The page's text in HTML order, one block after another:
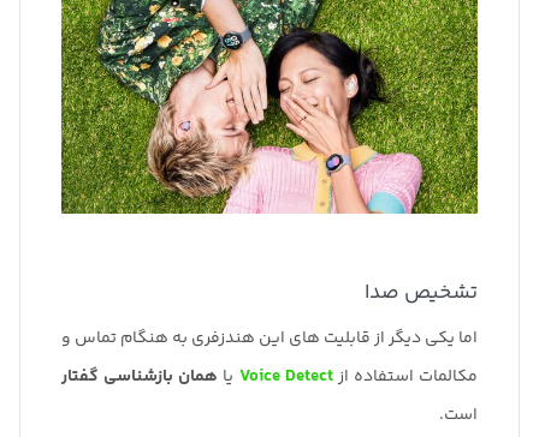
تشخیص صدا
اما یکی دیگر از قابلیت های این هندزفری به هنگام تماس و
مکالمات استفاده ازVoice Detect یا همان بازشناسی گفتار
است.